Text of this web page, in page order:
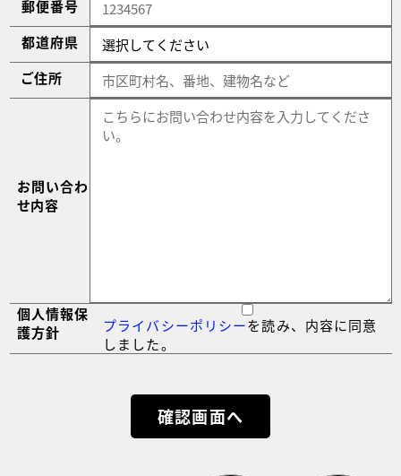
郵便番号
都道府県
ご住所
お問い合わ
せ内容
個人情報保
護方針
プライバシーポリシーを読み、内容に同意
しました。